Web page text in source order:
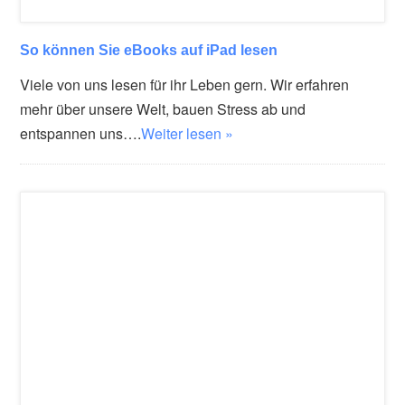
So können Sie eBooks auf iPad lesen
Viele von uns lesen für ihr Leben gern. Wir erfahren
mehr über unsere Welt, bauen Stress ab und
entspannen uns….Weiter lesen »